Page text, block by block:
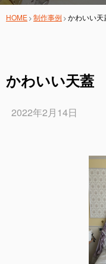
HOME 制作事例 かわいい
かわいい天蓋
2022年2月14日